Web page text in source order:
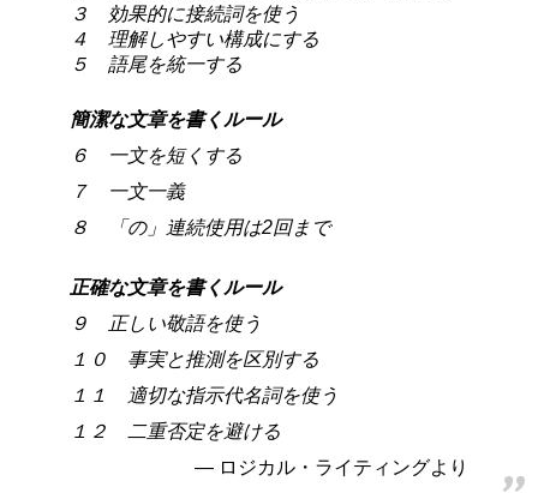
３ 効果的に接続詞を使う
４ 理解しやすい構成にする
５ 語尾を統一する
簡潔な文章を書くルール
６ 一文を短くする
７ 一文一義
８ 「の」連続使用は2回まで
正確な文章を書くルール
９ 正しい敬語を使う
１０ 事実と推測を区別する
１１ 適切な指示代名詞を使う
１２ 二重否定を避ける
ロジカル・ライティングより